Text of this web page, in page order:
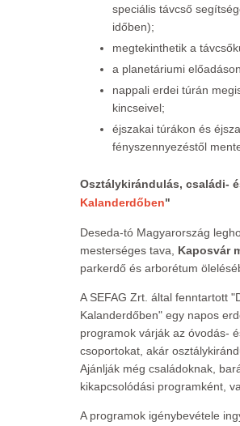
speciális távcső
időben);
megtekinthetik a
a planetáriumi
nappali erdei túrán
kincseivel;
éjszakai túrákon és
fényszennyezéstől
Osztálykirándulás, családi-
Kalanderdőben"
Deseda-tó Magyarország
mesterséges tava, Kaposvár
parkerdő és arborétum
A SEFAG Zrt. által fenntartott
Kalanderdőben" egy napos
programok várják az óvodás-
csoportokat, akár
Ajánlják még családoknak,
kikapcsolódási programként,
A programok igénybevétele